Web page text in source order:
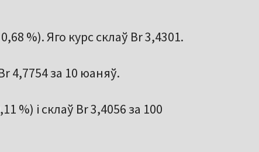
%). Яго курс склаў Br 3,4301.
4,7754 за 10 юаняў.
%) і склаў Br 3,4056 за 100